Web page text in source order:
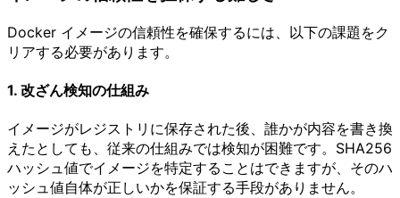
Docker イメージの信頼性を確保するには、以下の課題をク
リアする必要があります。
1. 改ざん検知の仕組み
イメージがレジストリに保存された後、誰かが内容を書き換
えたとしても、従来の仕組みでは検知が困難です。SHA256
ハッシュ値でイメージを特定することはできますが、そのハ
ッシュ値自体が正しいかを保証する手段がありません。